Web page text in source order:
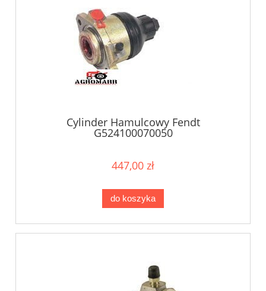
Cylinder Hamulcowy Fendt
G524100070050
447,00 zł
do koszyka